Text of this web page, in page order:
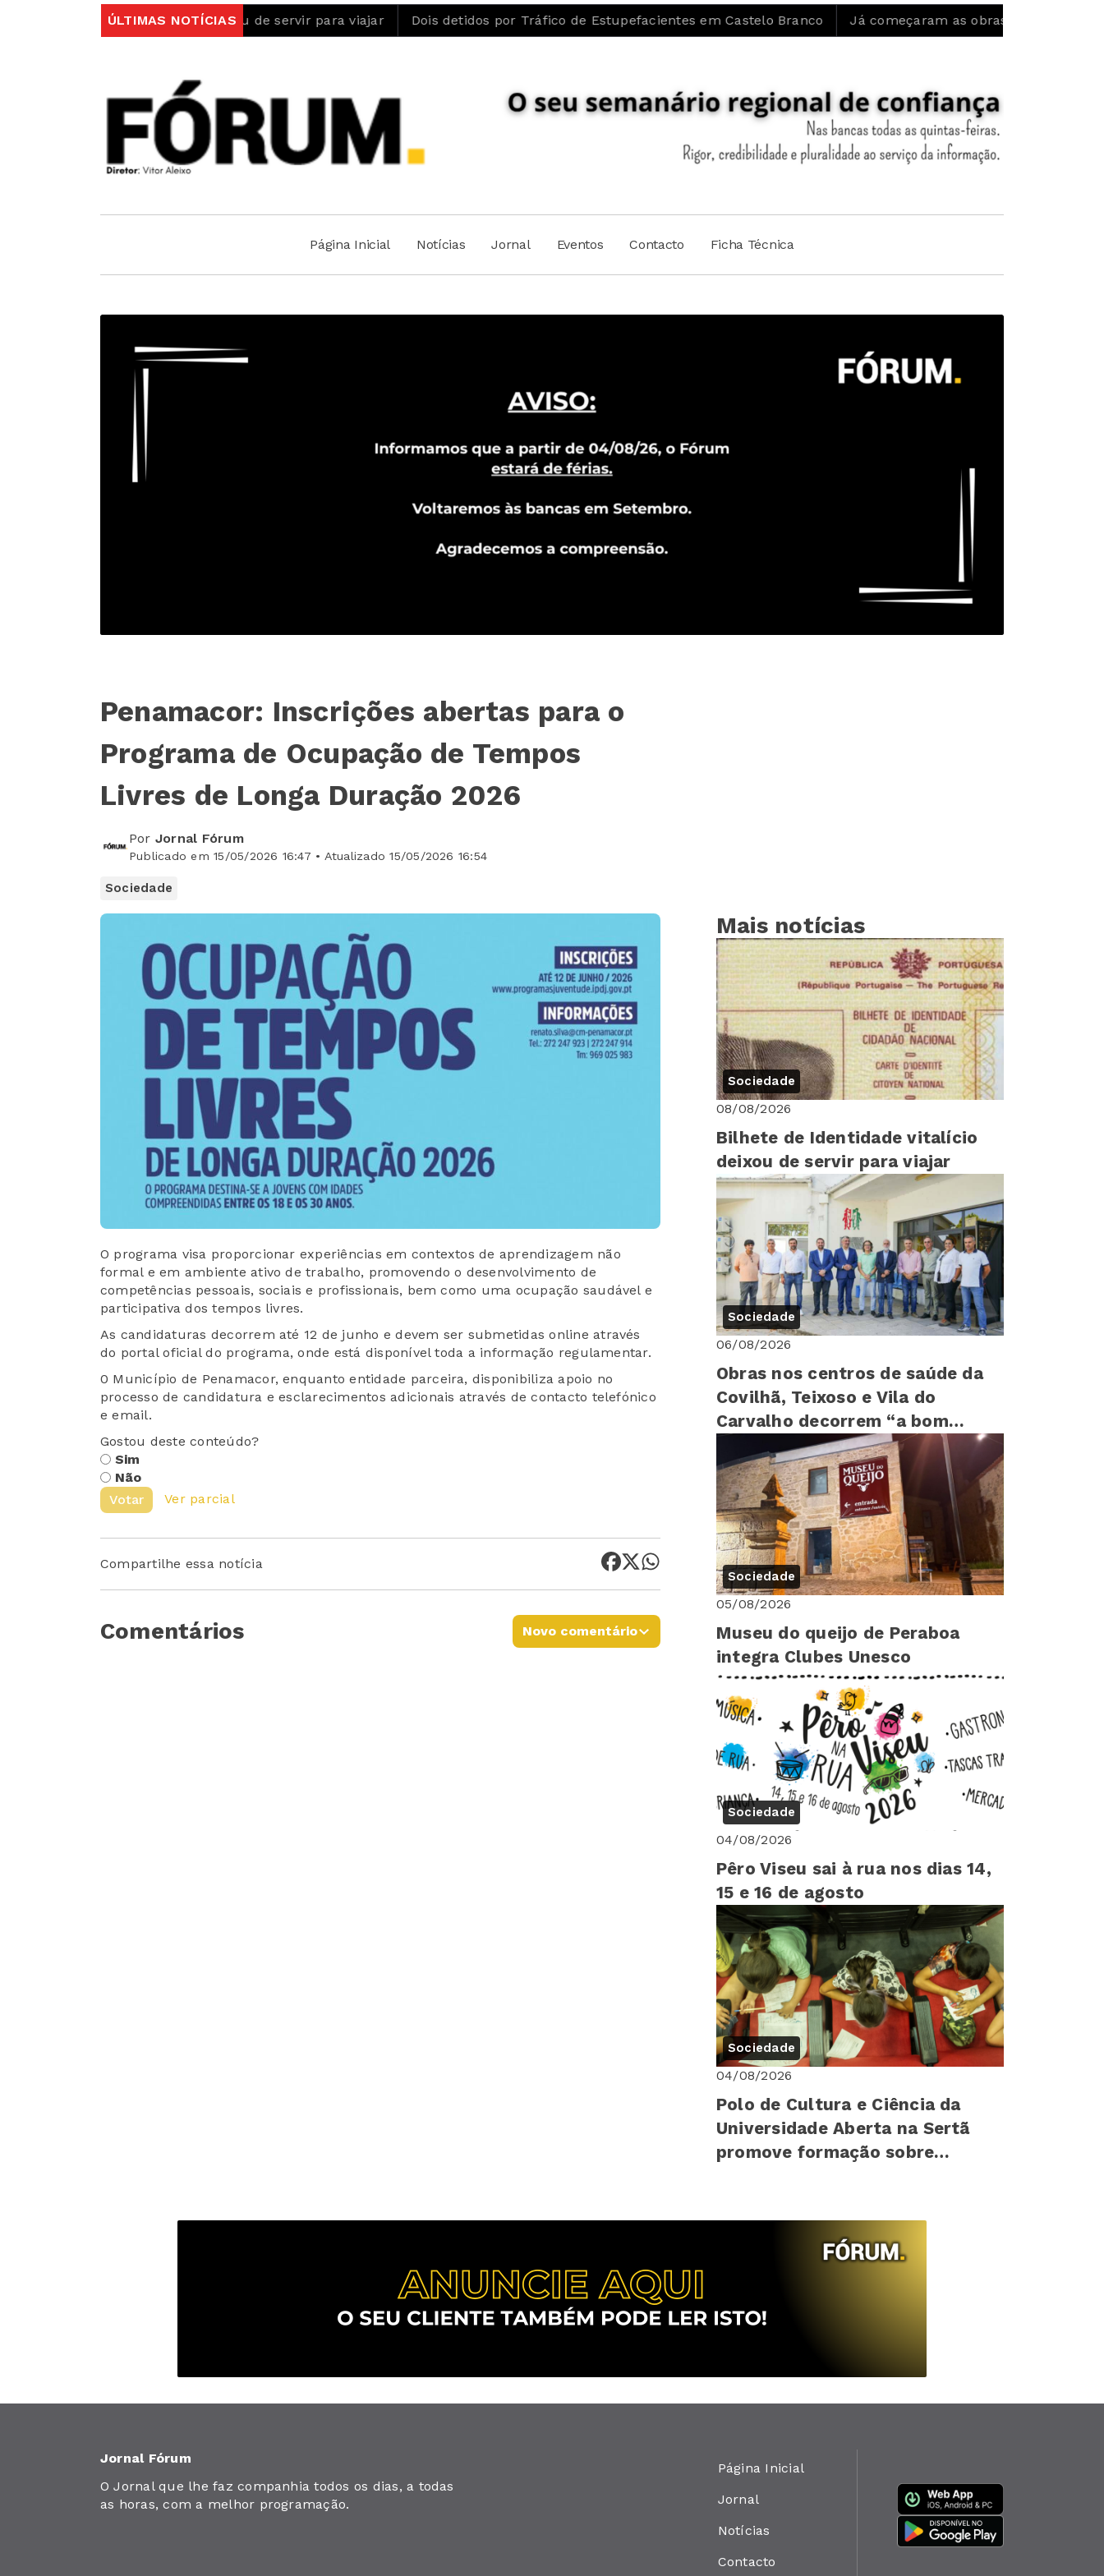
ÚLTIMAS NOTÍCIAS
vitalício deixou de servir para viajar Dois detidos por Tráfico de Estupefacientes em Castelo Branco Já começaram as obras de restauro ecológico e
Página Inicial Notícias Jornal Eventos Contacto Ficha Técnica
Penamacor: Inscrições abertas para o
Programa de Ocupação de Tempos
Livres de Longa Duração 2026
Por Jornal Fórum
Publicado em 15/05/2026 16:47 • Atualizado 15/05/2026 16:54
Sociedade
O programa visa proporcionar experiências em contextos de aprendizagem não
formal e em ambiente ativo de trabalho, promovendo o desenvolvimento de
competências pessoais, sociais e profissionais, bem como uma ocupação saudável e
participativa dos tempos livres.
As candidaturas decorrem até 12 de junho e devem ser submetidas online através
do portal oficial do programa, onde está disponível toda a informação regulamentar.
0 Município de Penamacor, enquanto entidade parceira, disponibiliza apoio no
processo de candidatura e esclarecimentos adicionais através de contacto telefónico
e email.
Gostou deste conteúdo?
Sim
Não
Votar
Ver parcial
Compartilhe essa notícia
Comentários Novo comentário
Mais notícias
Sociedade
08/08/2026
Bilhete de Identidade vitalício
deixou de servir para viajar
Sociedade
06/08/2026
Obras nos centros de saúde da
Covilhã, Teixoso e Vila do
Carvalho decorrem “a bom
Sociedade
05/08/2026
Museu do queijo de Peraboa
integra Clubes Unesco
Sociedade
04/08/2026
Pêro Viseu sai à rua nos dias 14,
15 e 16 de agosto
Sociedade
04/08/2026
Polo de Cultura e Ciência da
Universidade Aberta na Sertã
promove formação sobre
Jornal Fórum
O Jornal que lhe faz companhia todos os dias, a todas
as horas, com a melhor programação.
Página Inicial
Jornal
Notícias
Contacto